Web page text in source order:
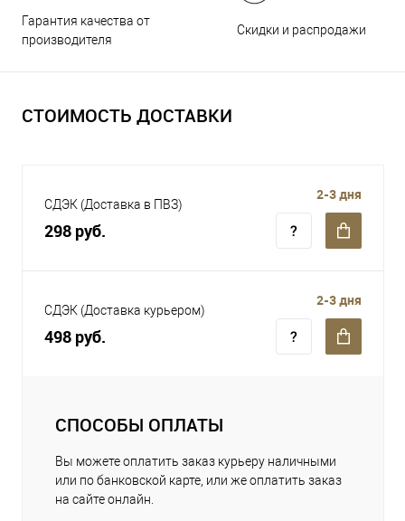
Гарантия качества от
производителя
Скидки и распродажи
СТОИМОСТЬ ДОСТАВКИ
СДЭК (Доставка в ПВЗ)
298 руб.
2-3 дня
СДЭК (Доставка курьером)
498 руб.
2-3 дня
СПОСОБЫ ОПЛАТЫ
Вы можете оплатить заказ курьеру наличными
или по банковской карте, или же оплатить заказ
на сайте онлайн.